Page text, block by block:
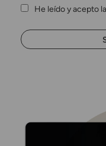
He leído y acepto